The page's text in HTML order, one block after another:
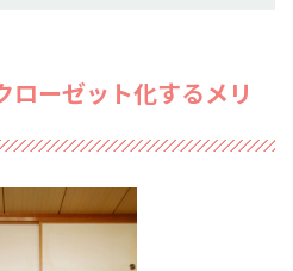
ローゼット化するメリ